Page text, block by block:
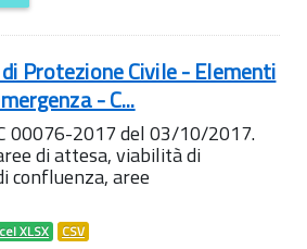
Protezione Civile - Elementi
- C...
00076-2017 del 03/10/2017.
di attesa, viabilità di
confluenza, aree
XLSX CSV